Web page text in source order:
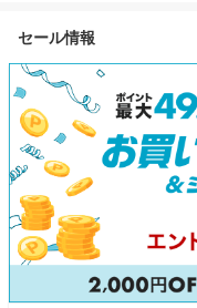
アイリスオーヤマ * クーラー
セール情報